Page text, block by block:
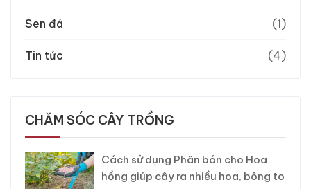
Sen đá (1)
Tin tức (4)
CHĂM SÓC CÂY TRỒNG
Cách sử dụng Phân bón cho Hoa
hồng giúp cây ra nhiều hoa, bông to